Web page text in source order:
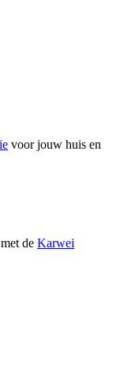
voor jouw huis en
de Karwei